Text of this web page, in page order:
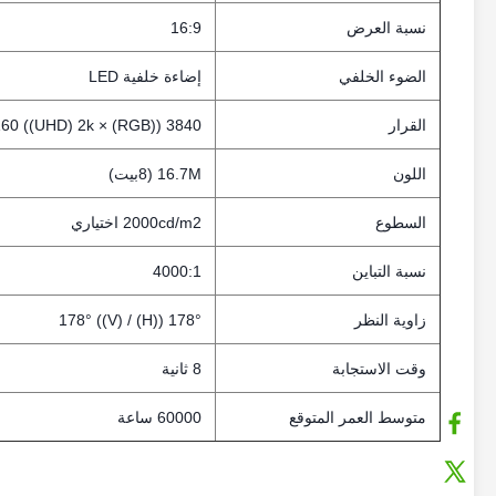
نسبة العرض 16:9
الضوء الخلفي إضاءة خلفية LED
القرار 3840 ((RGB) × 2160 ((UHD) 2k و 4k اختياري
اللون 16.7M (8بيت)
السطوع 2000cd/m2 اختياري
نسبة التباين 4000:1
زاوية النظر 178° ((H) / 178° ((V)
وقت الاستجابة 8 ثانية
متوسط العمر المتوقع 60000 ساعة